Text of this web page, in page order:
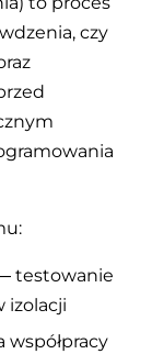
czy
testowanie
izolacji